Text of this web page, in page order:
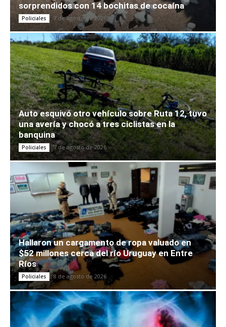
sorprendidos con 14 bochitas de cocaína
Policiales 7 de agosto de 2026
Auto esquivó otro vehículo sobre Ruta 12, tuvo
una avería y chocó a tres ciclistas en la
banquina
Policiales 7 de agosto de 2026
Hallaron un cargamento de ropa valuado en
$52 millones cerca del río Uruguay en Entre
Ríos
Policiales 8 de agosto de 2026